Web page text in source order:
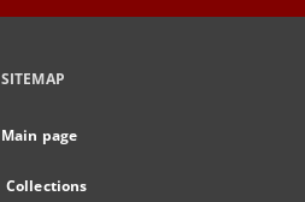
SITEMAP
Main page
Collections